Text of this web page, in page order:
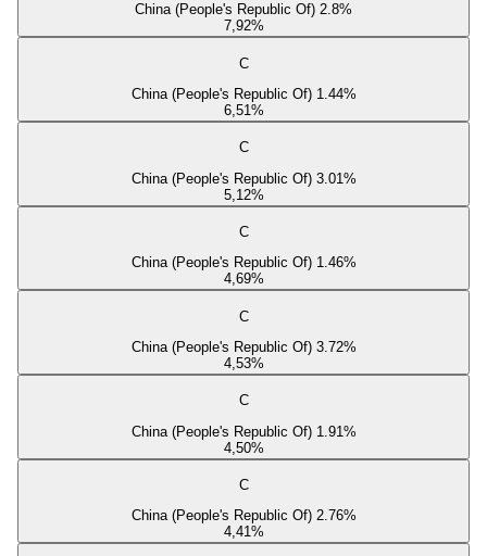
China (People's Republic Of) 2.8%
7,92%
C
China (People's Republic Of) 1.44%
6,51%
C
China (People's Republic Of) 3.01%
5,12%
C
China (People's Republic Of) 1.46%
4,69%
C
China (People's Republic Of) 3.72%
4,53%
C
China (People's Republic Of) 1.91%
4,50%
C
China (People's Republic Of) 2.76%
4,41%